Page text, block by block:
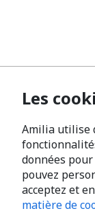
Les
Amilia utilise
données
pouvez
acceptez et
matière de